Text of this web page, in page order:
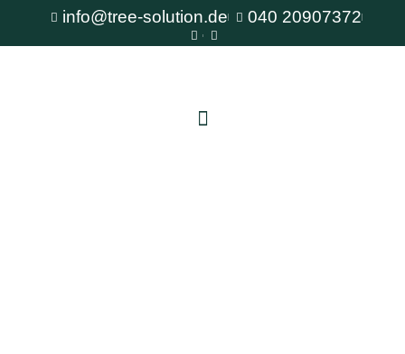
info@tree-solution.de 040 20907372